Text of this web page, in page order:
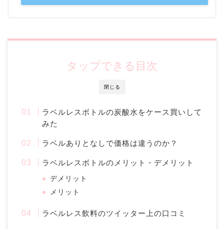
閉じる
タップできる目次
ラベルレスボトルの炭酸水をケース買いして
みた
ラベルありとなしで価格は違うのか？
ラベルレスボトルのメリット・デメリット
デメリット
メリット
ラベルレス飲料のツイッター上の口コミ